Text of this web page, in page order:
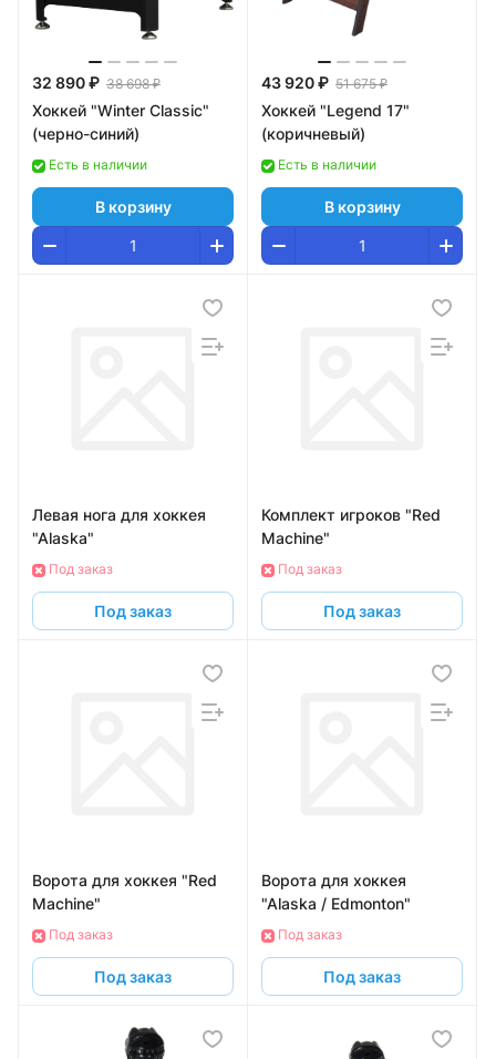
32 890 ₽ 38 698 ₽
Хоккей "Winter Classic"
(черно-синий)
Есть в наличии
В корзину
43 920 ₽ 51 675 ₽
Хоккей "Legend 17"
(коричневый)
Есть в наличии
В корзину
Левая нога для хоккея
"Alaska"
Под заказ
Под заказ
Комплект игроков "Red
Machine"
Под заказ
Под заказ
Ворота для хоккея "Red
Machine"
Под заказ
Под заказ
Ворота для хоккея
"Alaska / Edmonton"
Под заказ
Под заказ